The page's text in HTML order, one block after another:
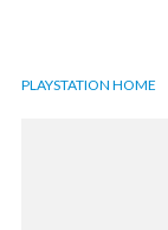
PLAYSTATION HOME